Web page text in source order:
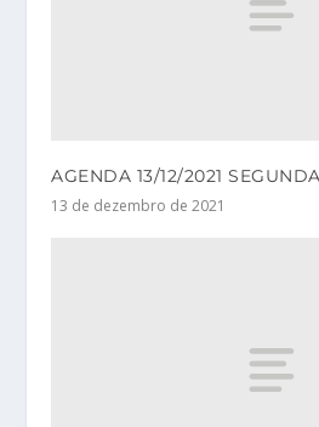
AGENDA 13/12/2021
13 de dezembro de 2021